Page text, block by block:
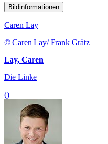
Bildinformationen
Caren Lay
© Caren Lay/ Frank Grätz
Lay, Caren
Die Linke
()